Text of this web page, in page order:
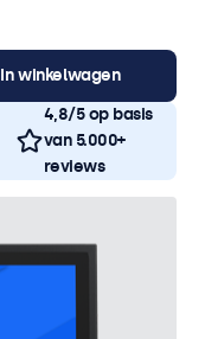
In winkelwagen
4,8/5 op basis
van 5.000+
reviews